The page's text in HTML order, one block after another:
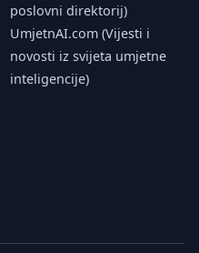
poslovni direktorij)
UmjetnAI.com (Vijesti i
novosti iz svijeta umjetne
inteligencije)